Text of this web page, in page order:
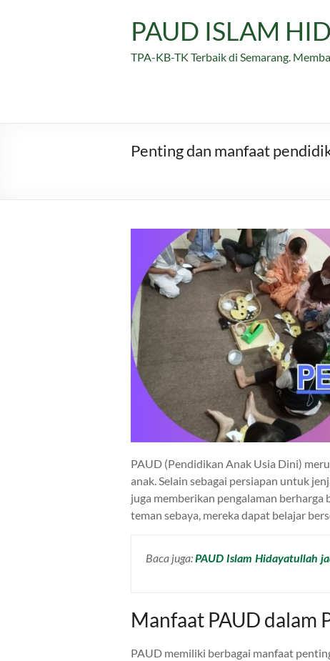
PAUD ISLAM
TPA-KB-TK Terbaik di Semarang.
Penting dan manfaat
PAUD (Pendidikan Anak Usia Dini)
anak. Selain sebagai persiapan untuk
juga memberikan pengalaman
teman sebaya, mereka dapat belajar
Baca juga:PAUD Islam Hidayatullah
Manfaat PAUD dalam
PAUD memiliki berbagai manfaat